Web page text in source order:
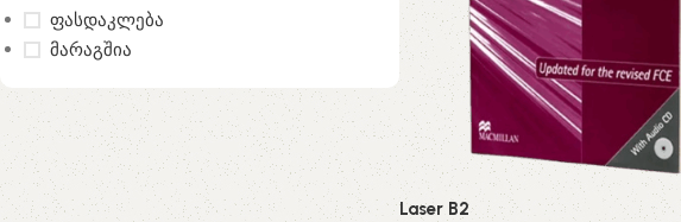
ფასდაკლება
მარაგშია
Laser B2